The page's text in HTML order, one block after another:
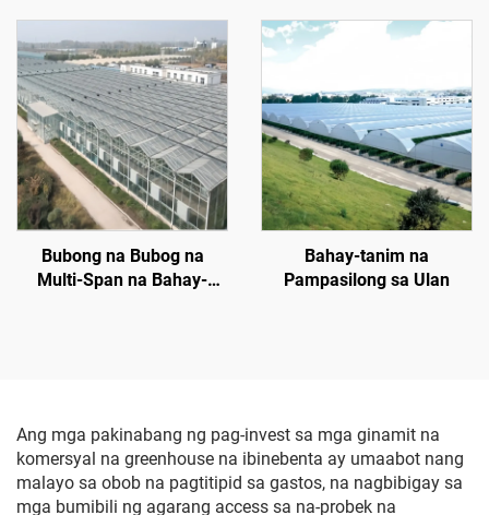
Bubong na Bubog na
Multi-Span na Bahay-
Bahay-tanim na
Pampasilong sa Ulan
Ang mga pakinabang ng pag-invest sa mga ginamit na
komersyal na greenhouse na ibinebenta ay umaabot nang
malayo sa obob na pagtitipid sa gastos, na nagbibigay sa
mga bumibili ng agarang access sa na-probek na